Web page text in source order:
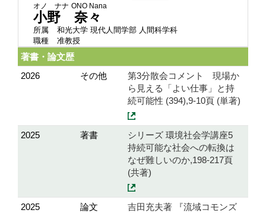
オノ ナナ ONO Nana
小野 奈々
所属
和光大学 現代人間学部 人間科学科
職種
准教授
著書・論文歴
2026
その他
第3分散会コメント 現場か
ら見える「よい仕事」と持
続可能性 (394),9-10頁 (単著)
2025 著書
シリーズ 環境社会学講座5
持続可能な社会への転換は
なぜ難しいのか,198-217頁
(共著)
2025 論文
吉田充夫著 『流域コモンズ